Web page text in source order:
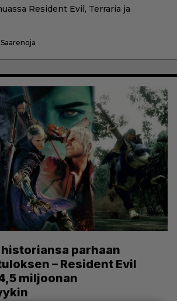
Resident Evil, Terraria ja
parhaan
– Resident Evil
miljoonan